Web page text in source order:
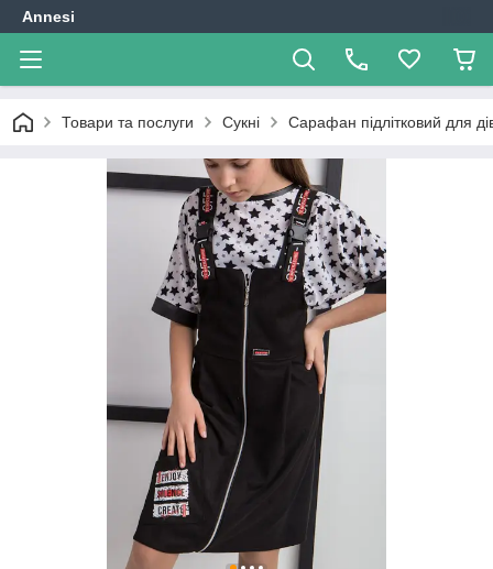
Annesi
Товари та послуги Сукні Сарафан підлітковий для